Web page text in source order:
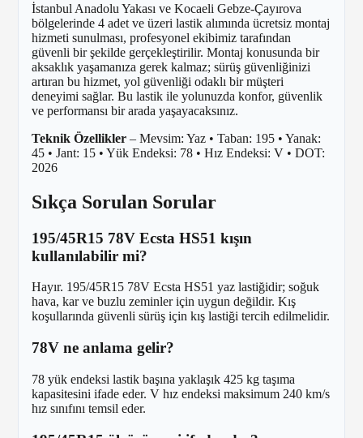
İstanbul Anadolu Yakası ve Kocaeli Gebze-Çayırova
bölgelerinde 4 adet ve üzeri lastik alımında ücretsiz montaj
hizmeti sunulması, profesyonel ekibimiz tarafından
güvenli bir şekilde gerçekleştirilir. Montaj konusunda bir
aksaklık yaşamanıza gerek kalmaz; sürüş güvenliğinizi
artıran bu hizmet, yol güvenliği odaklı bir müşteri
deneyimi sağlar. Bu lastik ile yolunuzda konfor, güvenlik
ve performansı bir arada yaşayacaksınız.
Teknik Özellikler – Mevsim: Yaz • Taban: 195 • Yanak:
45 • Jant: 15 • Yük Endeksi: 78 • Hız Endeksi: V • DOT:
2026
Sıkça Sorulan Sorular
195/45R15 78V Ecsta HS51 kışın
kullanılabilir mi?
Hayır. 195/45R15 78V Ecsta HS51 yaz lastiğidir; soğuk
hava, kar ve buzlu zeminler için uygun değildir. Kış
koşullarında güvenli sürüş için kış lastiği tercih edilmelidir.
78V ne anlama gelir?
78 yük endeksi lastik başına yaklaşık 425 kg taşıma
kapasitesini ifade eder. V hız endeksi maksimum 240 km/s
hız sınıfını temsil eder.